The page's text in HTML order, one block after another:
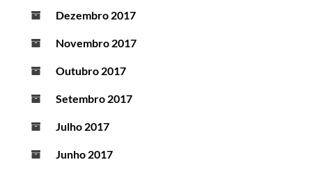
Dezembro 2017
Novembro 2017
Outubro 2017
Setembro 2017
Julho 2017
Junho 2017